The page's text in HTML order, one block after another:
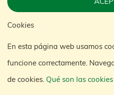
Cookies
En esta página web usamos
funcione correctamente.
de cookies. Qué son las cookies
400